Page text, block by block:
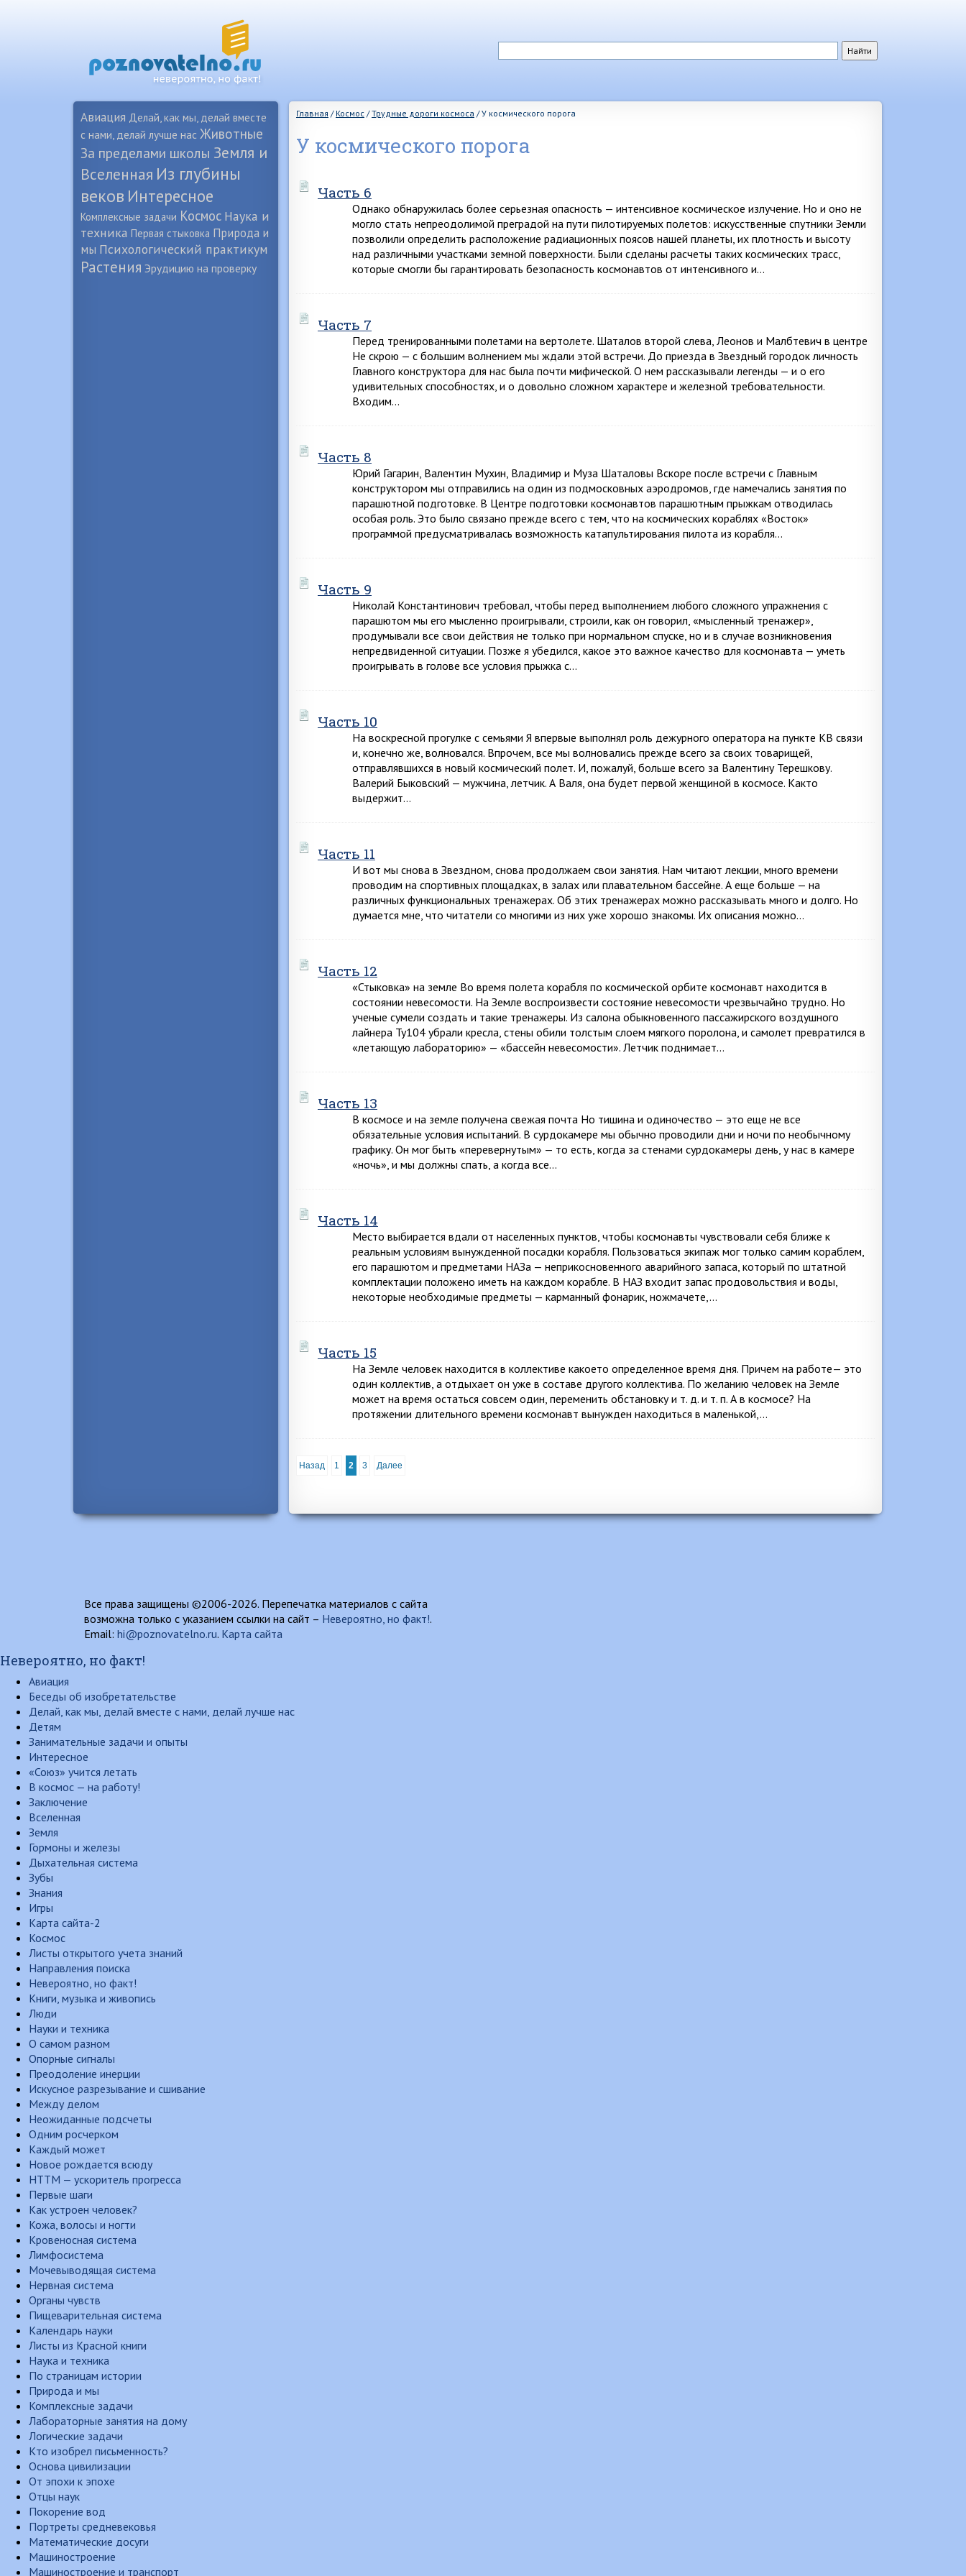
Авиация Делай, как мы, делай вместе
с нами, делай лучше нас Животные
За пределами школы Земля и
Вселенная Из глубины
веков Интересное
Комплексные задачи Космос Наука и
техника Первая стыковка Природа и
мы Психологический практикум
Растения Эрудицию на проверку
Главная / Космос /Трудные дороги космоса /У космического порога
У космического порога
Часть 6
Однако обнаружилась более серьезная опасность — интенсивное космическое излучение. Но и оно не
могло стать непреодолимой преградой на пути пилотируемых полетов: искусственные спутники Земли
позволили определить расположение радиационных поясов нашей планеты, их плотность и высоту
над различными участками земной поверхности. Были сделаны расчеты таких космических трасс,
которые смогли бы гарантировать безопасность космонавтов от интенсивного и…
Часть 7
Перед тренированными полетами на вертолете. Шаталов второй слева, Леонов и Малбтевич в центре
Не скрою — с большим волнением мы ждали этой встречи. До приезда в Звездный городок личность
Главного конструктора для нас была почти мифической. О нем рассказывали легенды — и о его
удивительных способностях, и о довольно сложном характере и железной требовательности.
Входим…
Часть 8
Юрий Гагарин, Валентин Мухин, Владимир и Муза Шаталовы Вскоре после встречи с Главным
конструктором мы отправились на один из подмосковных аэродромов, где намечались занятия по
парашютной подготовке. В Центре подготовки космонавтов парашютным прыжкам отводилась
особая роль. Это было связано прежде всего с тем, что на космических кораблях «Восток»
программой предусматривалась возможность катапультирования пилота из корабля…
Часть 9
Николай Константинович требовал, чтобы перед выполнением любого сложного упражнения с
парашютом мы его мысленно проигрывали, строили, как он говорил, «мысленный тренажер»,
продумывали все свои действия не только при нормальном спуске, но и в случае возникновения
непредвиденной ситуации. Позже я убедился, какое это важное качество для космонавта — уметь
проигрывать в голове все условия прыжка с…
Часть 10
На воскресной прогулке с семьями Я впервые выполнял роль дежурного оператора на пункте KB связи
и, конечно же, волновался. Впрочем, все мы волновались прежде всего за своих товарищей,
отправлявшихся в новый космический полет. И, пожалуй, больше всего за Валентину Терешкову.
Валерий Быковский — мужчина, летчик. А Валя, она будет первой женщиной в космосе. Както
выдержит…
Часть 11
И вот мы снова в Звездном, снова продолжаем свои занятия. Нам читают лекции, много времени
проводим на спортивных площадках, в залах или плавательном бассейне. А еще больше — на
различных функциональных тренажерах. Об этих тренажерах можно рассказывать много и долго. Но
думается мне, что читатели со многими из них уже хорошо знакомы. Их описания можно…
Часть 12
«Стыковка» на земле Во время полета корабля по космической орбите космонавт находится в
состоянии невесомости. На Земле воспроизвести состояние невесомости чрезвычайно трудно. Но
ученые сумели создать и такие тренажеры. Из салона обыкновенного пассажирского воздушного
лайнера Ту104 убрали кресла, стены обили толстым слоем мягкого поролона, и самолет превратился в
«летающую лабораторию» — «бассейн невесомости». Летчик поднимает…
Часть 13
В космосе и на земле получена свежая почта Но тишина и одиночество — это еще не все
обязательные условия испытаний. В сурдокамере мы обычно проводили дни и ночи по необычному
графику. Он мог быть «перевернутым» — то есть, когда за стенами сурдокамеры день, у нас в камере
«ночь», и мы должны спать, а когда все…
Часть 14
Место выбирается вдали от населенных пунктов, чтобы космонавты чувствовали себя ближе к
реальным условиям вынужденной посадки корабля. Пользоваться экипаж мог только самим кораблем,
его парашютом и предметами НАЗа — неприкосновенного аварийного запаса, который по штатной
комплектации положено иметь на каждом корабле. В НАЗ входит запас продовольствия и воды,
некоторые необходимые предметы — карманный фонарик, ножмачете,…
Часть 15
На Земле человек находится в коллективе какоето определенное время дня. Причем на работе— это
один коллектив, а отдыхает он уже в составе другого коллектива. По желанию человек на Земле
может на время остаться совсем один, переменить обстановку и т. д. и т. п. А в космосе? На
протяжении длительного времени космонавт вынужден находиться в маленькой,…
Назад 1 2 3 Далее
Все права защищены ©2006-2026. Перепечатка материалов с сайта
возможна только с указанием ссылки на сайт – Невероятно, но факт!.
Email: hi@poznovatelno.ru. Карта сайта
Невероятно, но факт!
Авиация
Беседы об изобретательстве
Делай, как мы, делай вместе с нами, делай лучше нас
Детям
Занимательные задачи и опыты
Интересное
«Союз» учится летать
В космос — на работу!
Заключение
Вселенная
Земля
Гормоны и железы
Дыхательная система
Зубы
Знания
Игры
Карта сайта-2
Космос
Листы открытого учета знаний
Направления поиска
Невероятно, но факт!
Книги, музыка и живопись
Люди
Науки и техника
О самом разном
Опорные сигналы
Преодоление инерции
Искусное разрезывание и сшивание
Между делом
Неожиданные подсчеты
Одним росчерком
Каждый может
Новое рождается всюду
НТТМ — ускоритель прогресса
Первые шаги
Как устроен человек?
Кожа, волосы и ногти
Кровеносная система
Лимфосистема
Мочевыводящая система
Нервная система
Органы чувств
Пищеварительная система
Календарь науки
Листы из Красной книги
Наука и техника
По страницам истории
Природа и мы
Комплексные задачи
Лабораторные занятия на дому
Логические задачи
Кто изобрел письменность?
Основа цивилизации
От эпохи к эпохе
Отцы наук
Покорение вод
Портреты средневековья
Математические досуги
Машиностроение
Машиностроение и транспорт